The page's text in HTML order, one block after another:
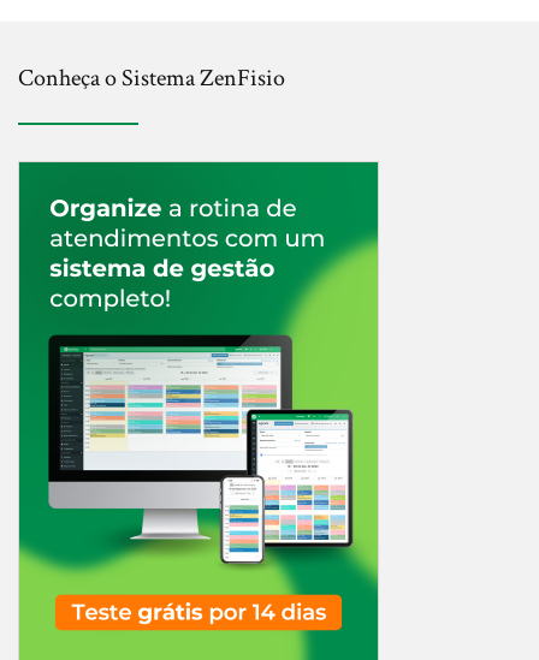
Conheça o Sistema ZenFisio